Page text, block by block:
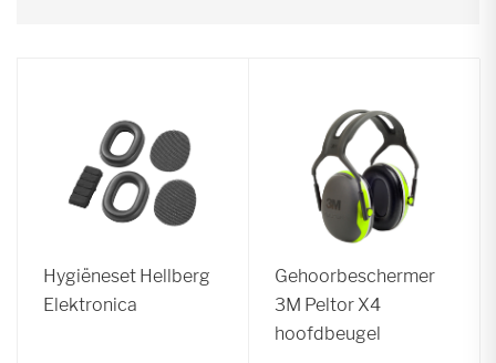
Hygiëneset Hellberg
Elektronica
Gehoorbeschermer
3M Peltor X4
hoofdbeugel